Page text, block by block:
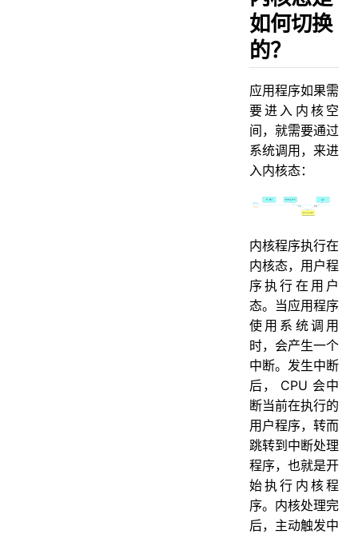
如何切换
的？
应⽤程序如果需
要进⼊内核空
间，就需要通过
系统调⽤，来进
入内核态：
内核程序执⾏在
内核态，⽤户程
序执⾏在⽤户
态。当应⽤程序
使⽤系统调⽤
时，会产⽣⼀个
中断。发⽣中断
后， CPU 会中
断当前在执⾏的
⽤户程序，转⽽
跳转到中断处理
程序，也就是开
始执⾏内核程
序。内核处理完
后，主动触发中